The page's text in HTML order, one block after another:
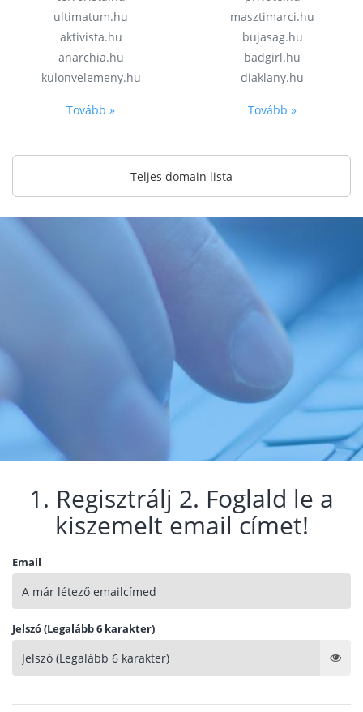
ultimatum.hu
aktivista.hu
anarchia.hu
kulonvelemeny.hu
Tovább »
masztimarci.hu
bujasag.hu
badgirl.hu
diaklany.hu
Tovább »
Teljes domain lista
1. Regisztrálj 2. Foglald le a
kiszemelt email címet!
Email
Jelszó (Legalább 6 karakter)